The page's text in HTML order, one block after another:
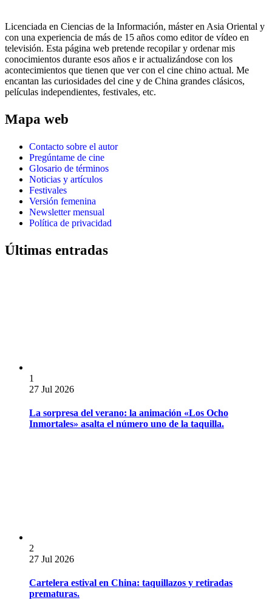
Licenciada en Ciencias de la Información, máster en Asia Oriental y
con una experiencia de más de 15 años como editor de vídeo en
televisión. Esta página web pretende recopilar y ordenar mis
conocimientos durante esos años e ir actualizándose con los
acontecimientos que tienen que ver con el cine chino actual. Me
encantan las curiosidades del cine y de China grandes clásicos,
películas independientes, festivales, etc.
Mapa web
Contacto sobre el autor
Pregúntame de cine
Glosario de términos
Noticias y artículos
Festivales
Versión femenina
Newsletter mensual
Política de privacidad
Últimas entradas
1
27 Jul 2026
La sorpresa del verano: la animación «Los Ocho
Inmortales» asalta el número uno de la taquilla.
2
27 Jul 2026
Cartelera estival en China: taquillazos y retiradas
prematuras.